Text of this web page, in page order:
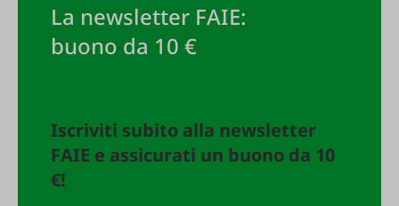
La newsletter FAIE:
buono da 10 €
Iscriviti subito alla newsletter
FAIE e assicurati un buono da 10
€!